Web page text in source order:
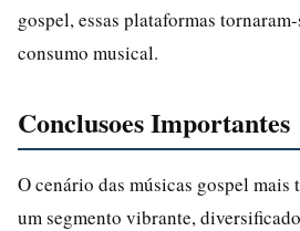
gospel, essas plataformas
consumo musical.
Conclusoes Importantes
O cenário das músicas gospel mais
um segmento vibrante,